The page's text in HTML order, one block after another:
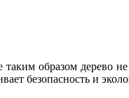
образом дерево не
безопасность и